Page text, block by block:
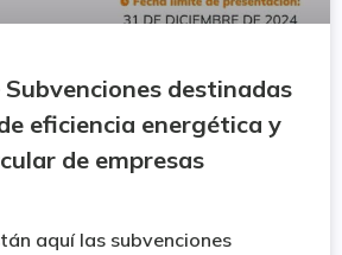
destinadas
eficiencia energética y
de empresas
aquí las subvenciones